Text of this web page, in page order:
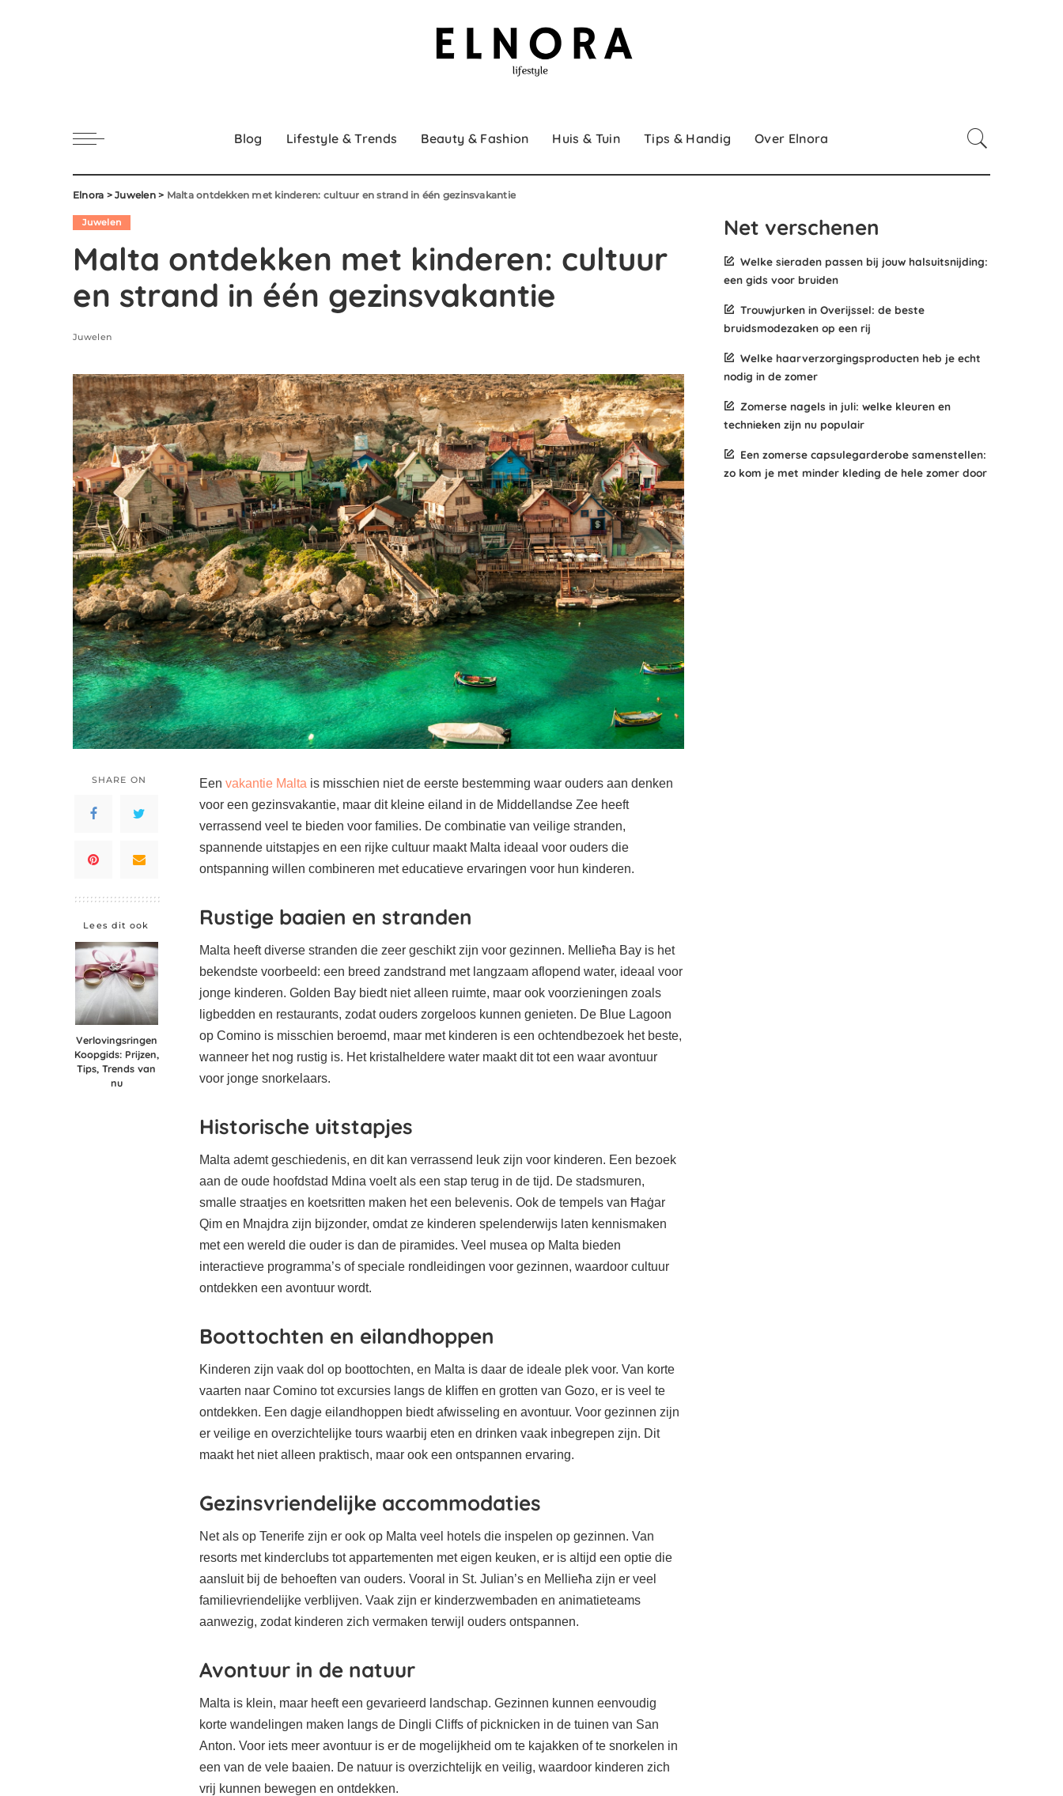
Blog Lifestyle & Trends Beauty & Fashion Huis & Tuin Tips & Handig Over Elnora
Elnora >Juwelen> Malta ontdekken met kinderen: cultuur en strand in één gezinsvakantie
Juwelen
Malta ontdekken met kinderen: cultuur
en strand in één gezinsvakantie
Juwelen
SHARE ON
Lees dit ook
Verlovingsringen
Koopgids: Prijzen,
Tips, Trends van
nu
Een vakantie Malta is misschien niet de eerste bestemming waar ouders aan denken
voor een gezinsvakantie, maar dit kleine eiland in de Middellandse Zee heeft
verrassend veel te bieden voor families. De combinatie van veilige stranden,
spannende uitstapjes en een rijke cultuur maakt Malta ideaal voor ouders die
ontspanning willen combineren met educatieve ervaringen voor hun kinderen.
Rustige baaien en stranden
Malta heeft diverse stranden die zeer geschikt zijn voor gezinnen. Mellieħa Bay is het
bekendste voorbeeld: een breed zandstrand met langzaam aflopend water, ideaal voor
jonge kinderen. Golden Bay biedt niet alleen ruimte, maar ook voorzieningen zoals
ligbedden en restaurants, zodat ouders zorgeloos kunnen genieten. De Blue Lagoon
op Comino is misschien beroemd, maar met kinderen is een ochtendbezoek het beste,
wanneer het nog rustig is. Het kristalheldere water maakt dit tot een waar avontuur
voor jonge snorkelaars.
Historische uitstapjes
Malta ademt geschiedenis, en dit kan verrassend leuk zijn voor kinderen. Een bezoek
aan de oude hoofdstad Mdina voelt als een stap terug in de tijd. De stadsmuren,
smalle straatjes en koetsritten maken het een belevenis. Ook de tempels van Ħaġar
Qim en Mnajdra zijn bijzonder, omdat ze kinderen spelenderwijs laten kennismaken
met een wereld die ouder is dan de piramides. Veel musea op Malta bieden
interactieve programma’s of speciale rondleidingen voor gezinnen, waardoor cultuur
ontdekken een avontuur wordt.
Boottochten en eilandhoppen
Kinderen zijn vaak dol op boottochten, en Malta is daar de ideale plek voor. Van korte
vaarten naar Comino tot excursies langs de kliffen en grotten van Gozo, er is veel te
ontdekken. Een dagje eilandhoppen biedt afwisseling en avontuur. Voor gezinnen zijn
er veilige en overzichtelijke tours waarbij eten en drinken vaak inbegrepen zijn. Dit
maakt het niet alleen praktisch, maar ook een ontspannen ervaring.
Gezinsvriendelijke accommodaties
Net als op Tenerife zijn er ook op Malta veel hotels die inspelen op gezinnen. Van
resorts met kinderclubs tot appartementen met eigen keuken, er is altijd een optie die
aansluit bij de behoeften van ouders. Vooral in St. Julian’s en Mellieħa zijn er veel
familievriendelijke verblijven. Vaak zijn er kinderzwembaden en animatieteams
aanwezig, zodat kinderen zich vermaken terwijl ouders ontspannen.
Avontuur in de natuur
Malta is klein, maar heeft een gevarieerd landschap. Gezinnen kunnen eenvoudig
korte wandelingen maken langs de Dingli Cliffs of picknicken in de tuinen van San
Anton. Voor iets meer avontuur is er de mogelijkheid om te kajakken of te snorkelen in
een van de vele baaien. De natuur is overzichtelijk en veilig, waardoor kinderen zich
vrij kunnen bewegen en ontdekken.
Net verschenen
Welke sieraden passen bij jouw halsuitsnijding:
een gids voor bruiden
Trouwjurken in Overijssel: de beste
bruidsmodezaken op een rij
Welke haarverzorgingsproducten heb je echt
nodig in de zomer
Zomerse nagels in juli: welke kleuren en
technieken zijn nu populair
Een zomerse capsulegarderobe samenstellen:
zo kom je met minder kleding de hele zomer door